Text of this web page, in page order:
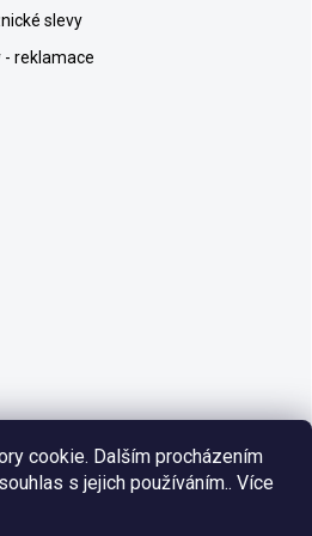
cookie. Dalším procházením
s jejich používáním.. Více
slevy
- reklamace